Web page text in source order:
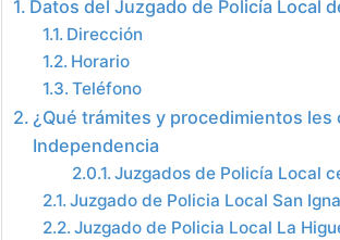
Datos del Juzgado de Policía Local
Dirección
Horario
Teléfono
¿Qué trámites y procedimientos les
Independencia
Juzgados de Policía Local
Juzgado de Policia Local San
Juzgado de Policia Local La